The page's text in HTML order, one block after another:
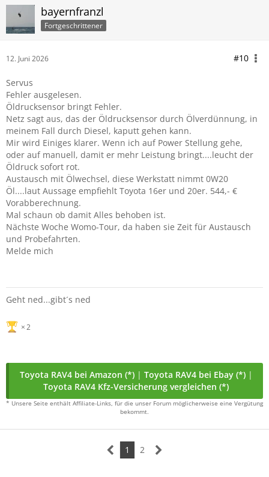
bayernfranzl
Fortgeschrittener
12. Juni 2026 #10
Servus
Fehler ausgelesen.
Öldrucksensor bringt Fehler.
Netz sagt aus, das der Öldrucksensor durch Ölverdünnung, in
meinem Fall durch Diesel, kaputt gehen kann.
Mir wird Einiges klarer. Wenn ich auf Power Stellung gehe,
oder auf manuell, damit er mehr Leistung bringt....leucht der
Öldruck sofort rot.
Austausch mit Ölwechsel, diese Werkstatt nimmt 0W20
Öl....laut Aussage empfiehlt Toyota 16er und 20er. 544,- €
Vorabberechnung.
Mal schaun ob damit Alles behoben ist.
Nächste Woche Womo-Tour, da haben sie Zeit für Austausch
und Probefahrten.
Melde mich
Geht ned...gibt´s ned
2
Toyota RAV4 bei Amazon (*)| Toyota RAV4 bei Ebay (*)|
Toyota RAV4 Kfz-Versicherung vergleichen (*)
* Unsere Seite enthält Affiliate-Links, für die unser Forum möglicherweise eine Vergütung
bekommt.
1 2